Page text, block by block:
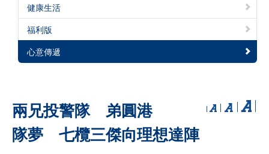
健康生活
福利版
心意傳遞
兩兄投警隊 弟圓港
隊夢 七欖三傑向理想達陣